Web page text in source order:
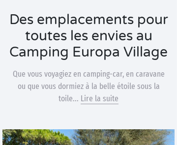
Des emplacements pour
toutes les envies au
Camping Europa Village
Que vous voyagiez en camping-car, en caravane
ou que vous dormiez à la belle étoile sous la
toile... Lire la suite